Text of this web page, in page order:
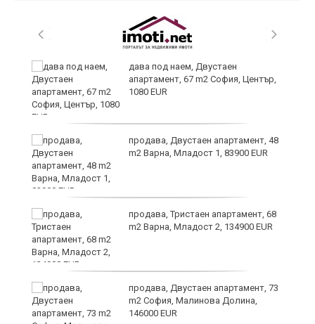
дава под наем, Двустаен
апартамент, 67 m2 София, Център,
1080 EUR
продава, Двустаен апартамент, 48
m2 Варна, Младост 1, 83900 EUR
продава, Тристаен апартамент, 68
m2 Варна, Младост 2, 134900 EUR
продава, Двустаен апартамент, 73
m2 София, Малинова Долина,
146000 EUR